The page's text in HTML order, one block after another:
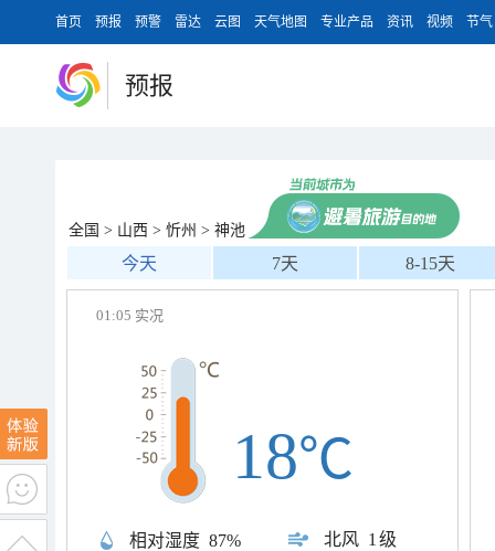
首页 预报 预警 雷达 云图 天气地图 专业产品 资讯 视频 节气
预报
全国 > 山西 > 忻州 > 神池
今天 7天 8-15天
01:05 实况
相对湿度 87% 北风 1级
18℃